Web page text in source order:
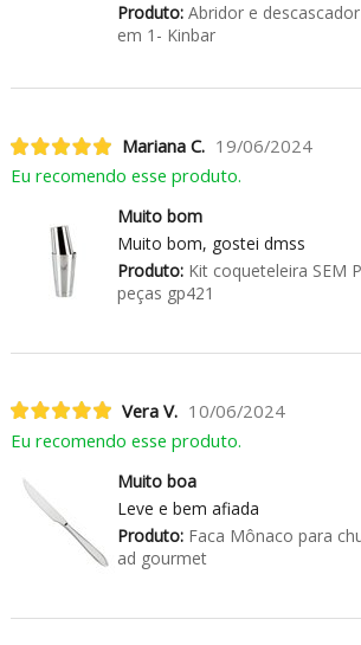
Produto:Abridor e
em 1- Kinbar
Mariana C. 19/06/2024
Eu recomendo esse produto.
Muito bom
Muito bom, gostei dmss
Produto:Kit coqueteleira SEM
peças gp421
Vera V. 10/06/2024
Eu recomendo esse produto.
Muito boa
Leve e bem afiada
Produto:Faca Mônaco para
ad gourmet